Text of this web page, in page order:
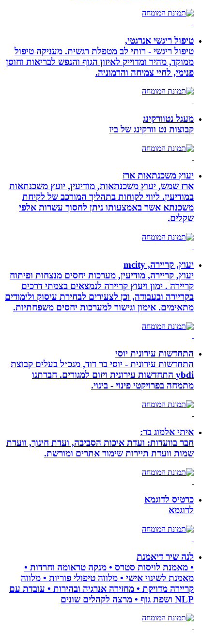
טיפול ריגשי אנרגטי,
טיפול ריגשי - רותי לב מטפלת רגשית. מעניקה טיפול
ממוקד, מהיר ומדוייק לאיזון הגוף והנפש לבריאות וחוסן
פנימי, לחיי צמיחה והרמוניה.
מעגל נטוורקינג
קבוצות נט וורקינג של ביז
יעוץ משכנתאות ארז
ארז שמש, יעוץ משכנתאות, מודיעין, יועץ משכנתאות
במודיעין. ליווי לקוחות בתהליך המורכב של לקיחת
משכנתא אשר באמצעותו ניתן לחסוך עשרות אלפי
שקלים.
יעוץ, קריירה, mcity
יעוץ, קריירה, מודיעין, מערכות יחסים מנצחות ופיתוח
קריירה . ימון ויעוץ קריירה לנמצאים בצמתי דרכים
בקריירה ובעבודה, וכן לצעירים לבחירת עיסוק ולימודים
מתאימים. אימון וגישור למערכות יחסים משפחתיות.
התחדשות עירונית יוסי
התחדשות עירונית - יוסי בר דוד, מנכ״ל בעלים קבוצת
ybdi התחדשות עירונית ויזום למגורים. חברתנו
מתמחה בפרויקטי פינוי - בינוי.
איתי אלמוג בר:
חבר בוועדות: ועדת איכות הסביבה, ועדת חינוך, וועדת
שמות וועדת תיירות שימור אתרים ומורשת.
כרטיס לדוגמא
לדוגמא
לנה שיר דיאמנת
• מאמנת לויסות סטרס • מנקה טראומה וחרדות •
מאמנת לשינוי אישי • מלווה טיפולי פוריות • מלווה
קריירה מדויקת • מחזירה אנרגיה ובהירות • עובדת עם
NLP ושפת גוף • מרצה לקהלים שונים